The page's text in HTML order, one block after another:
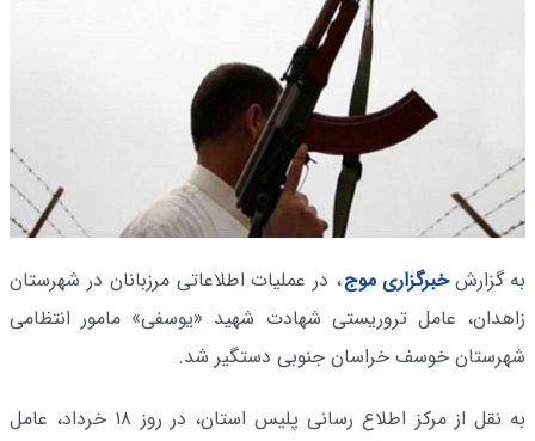
به گزارشخبرگزاری موج، در عملیات اطلاعاتی مرزبانان در شهرستان
زاهدان، عامل تروریستی شهادت شهید «یوسفی» مامور انتظامی
شهرستان خوسف خراسان جنوبی دستگیر شد.
به نقل از مرکز اطلاع رسانی پلیس استان، در روز ۱۸ خرداد، عامل